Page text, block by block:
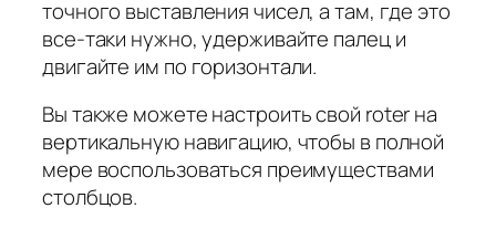
точного выставления чисел, а там, где это
все-таки нужно, удерживайте палец и
двигайте им по горизонтали.
Вы также можете настроить свой roter на
вертикальную навигацию, чтобы в полной
мере воспользоваться преимуществами
столбцов.